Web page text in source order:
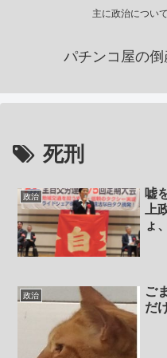
主に政治につい
パチンコ屋の
死刑
政治
嘘
上
ょ
政治
ご
だ